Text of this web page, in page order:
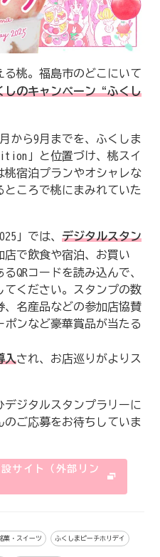
桃。福島市のどこにいて
しのキャンペーン“ふくし
から9月までを、ふくしま
」と位置づけ、桃スイ
桃宿泊プランやオシャレな
ころで桃にまみれていた
」では、 デジタルスタン
店で飲食や宿泊、お買い
QRコードを読み込んで、
てください。スタンプの数
、名産品などの参加店協賛
ンなど豪華賞品が当たる
入され、お店巡りがよりス
ジタルスタンプラリーに
ご応募をお待ちしていま
サイト（外部リン
菓・スイーツ ふくしまピーチホリデイ